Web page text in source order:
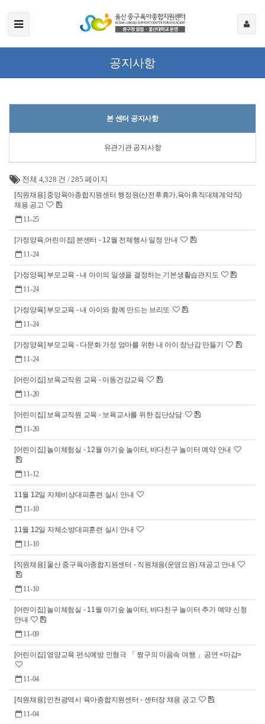
공지사항
본 센터 공지사항
유관기관 공지사항
전체 4,328 건 /285 페이지
[직원채용] 중앙육아종합지원센터 행정원(산전후휴가,육아휴직대체계약직)
채용 공고
11-25
[가정양육,어린이집] 본센터 - 12월 전체행사 일정 안내
11-24
[가정양육] 부모교육 - 내 아이의 일생을 결정하는 기본생활습관지도
11-24
[가정양육] 부모교육 - 내 아이와 함께 만드는 브리또
11-24
[가정양육] 부모교육 - 다문화 가정 엄마를 위한 내 아이 장난감 만들기
11-24
[어린이집] 보육교직원 교육 - 아동건강교육
11-20
[어린이집] 보육교직원 교육 - 보육교사를 위한 집단상담
11-20
[어린이집] 놀이체험실 - 12월 아기숲 놀이터, 바다친구 놀이터 예약 안내
11-12
11월 12일 자체비상대피훈련 실시 안내
11-10
11월 12일 자체소방대피훈련 실시 안내
11-10
[직원채용] 울산 중구육아종합지원센터 - 직원채용(운영요원) 재공고 안내
11-10
[어린이집] 놀이체험실 - 11월 아기숲 놀이터, 바다친구 놀이터 추가 예약 신청
안내
11-09
[어린이집] 영양교육 편식예방 인형극 「 짱구의 마음속 여행 」공연 <마감>
11-04
[직원채용] 인천광역시 육아종합지원센터 - 센터장 채용 공고
11-04